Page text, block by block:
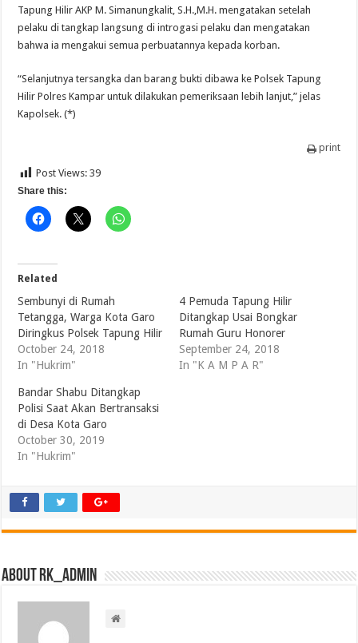
Tapung Hilir AKP M. Simanungkalit, S.H.,M.H. mengatakan setelah
pelaku di tangkap langsung di introgasi pelaku dan mengatakan
bahwa ia mengakui semua perbuatannya kepada korban.
“Selanjutnya tersangka dan barang bukti dibawa ke Polsek Tapung
Hilir Polres Kampar untuk dilakukan pemeriksaan lebih lanjut,” jelas
Kapolsek. (*)
print
Post Views: 39
Share this:
Related
Sembunyi di Rumah
Tetangga, Warga Kota Garo
Diringkus Polsek Tapung Hilir
October 24, 2018
In "Hukrim"
4 Pemuda Tapung Hilir
Ditangkap Usai Bongkar
Rumah Guru Honorer
September 24, 2018
In "K A M P A R"
Bandar Shabu Ditangkap
Polisi Saat Akan Bertransaksi
di Desa Kota Garo
October 30, 2019
In "Hukrim"
About RK_Admin